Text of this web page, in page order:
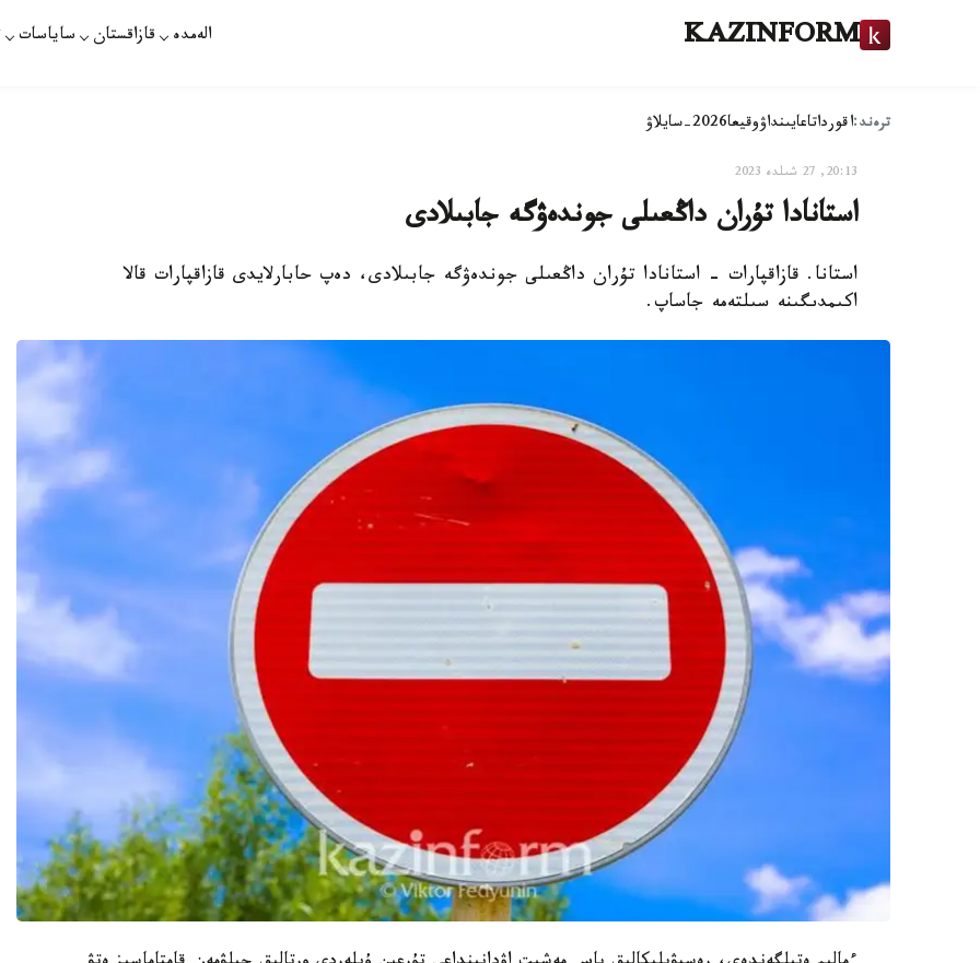
KAZINFORM الەمدە قازاقستان ساياسات
ترەند:اقورداتاعايىنداۋوقيعا2026-سايلاۋ
20:13, 27 شىلدە 2023
استانادا تۇران داڭعىلى جوندەۋگە جابىلادى
استانا. قازاقپارات - استانادا تۇران داڭعىلى جوندەۋگە جابىلادى، دەپ حابارلايدى قازاقپارات قالا
اكىمدىگىنە سىلتەمە جاساپ.